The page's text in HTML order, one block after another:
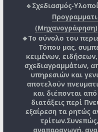
🔹Σχεδιασμός-
(Μηχανογράφηση)
🔸Το σύνολο του
Τόπου μας,
κειμένων,
σχεδιαγραμμάτων,
υπηρεσιών και
αποτελούν
και διέπονται από
διατάξεις περί
εξαίρεση τα ρητώς
τρίτων.
αναπαραγωγή,